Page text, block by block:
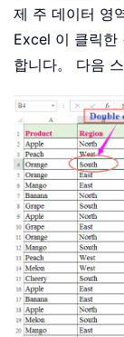
제 주 데이터 영
Excel 이 클릭한
합니다。 다음